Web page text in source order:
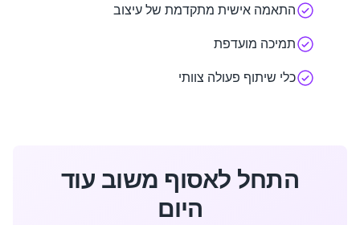
התאמה אישית מתקדמת של עיצוב
תמיכה מועדפת
כלי שיתוף פעולה צוותי
התחל לאסוף משוב עוד
היום